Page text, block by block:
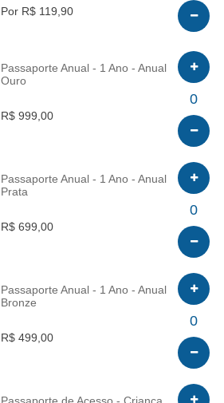
Por R$ 119,90
Passaporte Anual - 1 Ano - Anual
Ouro
R$ 999,00
0
Passaporte Anual - 1 Ano - Anual
Prata
R$ 699,00
0
Passaporte Anual - 1 Ano - Anual
Bronze
R$ 499,00
0